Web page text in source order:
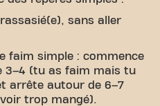
sans aller
faim simple : commence
3–4 (tu as faim mais tu
arrête autour de 6–7
trop mangé).